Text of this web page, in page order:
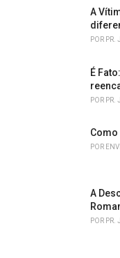
A
POR PR.
É
POR PR.
Como
POR
A
POR PR.